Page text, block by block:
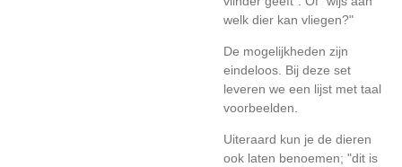
welk dier kan vliegen?"
De mogelijkheden zijn
eindeloos. Bij deze set
leveren we een lijst met taal
voorbeelden.
Uiteraard kun je de dieren
ook laten benoemen; "dit is